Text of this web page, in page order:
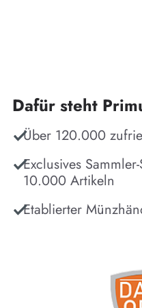
Dafür steht
Über 120.000
Exclusives
10.000 Artikeln
Etablierter